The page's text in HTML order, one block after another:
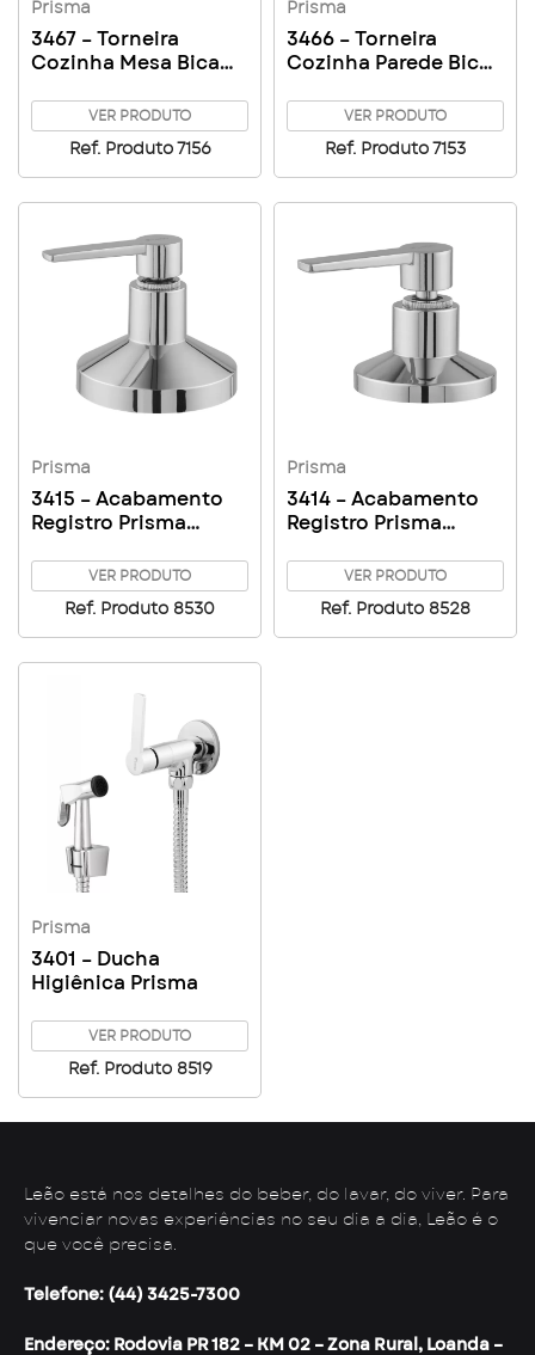
Prisma
3467 – Torneira
Cozinha Mesa Bica
VER PRODUTO
Ref. Produto 7156
Prisma
3466 – Torneira
Cozinha Parede Bica
VER PRODUTO
Ref. Produto 7153
Prisma
3415 – Acabamento
Registro Prisma
VER PRODUTO
Ref. Produto 8530
Prisma
3414 – Acabamento
Registro Prisma
3/4 – 1″ C80
VER PRODUTO
Ref. Produto 8528
Prisma
3401 – Ducha
Higiênica Prisma
VER PRODUTO
Ref. Produto 8519
Leão está nos detalhes do beber, do lavar, do viver. Para
vivenciar novas experiências no seu dia a dia, Leão é o
que você precisa.
Telefone: (44) 3425-7300
Endereço: Rodovia PR 182 – KM 02 – Zona Rural, Loanda –